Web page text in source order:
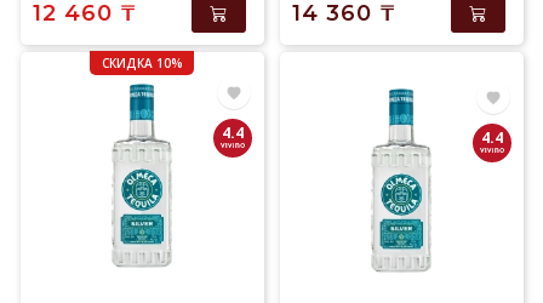
12 460 ₸ 14 360 ₸
СКИДКА 10%
4.4 4.4